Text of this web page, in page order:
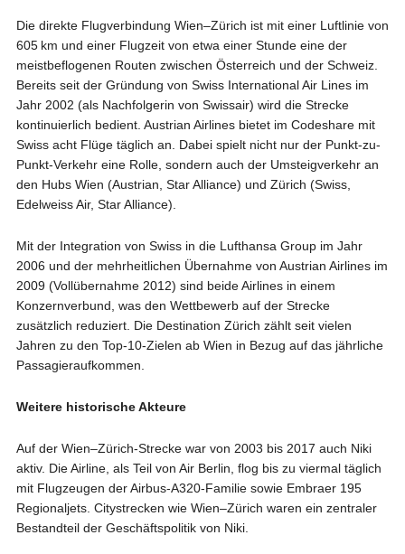
Die direkte Flugverbindung Wien–Zürich ist mit einer Luftlinie von
605 km und einer Flugzeit von etwa einer Stunde eine der
meistbeflogenen Routen zwischen Österreich und der Schweiz.
Bereits seit der Gründung von Swiss International Air Lines im
Jahr 2002 (als Nachfolgerin von Swissair) wird die Strecke
kontinuierlich bedient. Austrian Airlines bietet im Codeshare mit
Swiss acht Flüge täglich an. Dabei spielt nicht nur der Punkt-zu-
Punkt-Verkehr eine Rolle, sondern auch der Umsteigverkehr an
den Hubs Wien (Austrian, Star Alliance) und Zürich (Swiss,
Edelweiss Air, Star Alliance).
Mit der Integration von Swiss in die Lufthansa Group im Jahr
2006 und der mehrheitlichen Übernahme von Austrian Airlines im
2009 (Vollübernahme 2012) sind beide Airlines in einem
Konzernverbund, was den Wettbewerb auf der Strecke
zusätzlich reduziert. Die Destination Zürich zählt seit vielen
Jahren zu den Top-10-Zielen ab Wien in Bezug auf das jährliche
Passagieraufkommen.
Weitere historische Akteure
Auf der Wien–Zürich-Strecke war von 2003 bis 2017 auch Niki
aktiv. Die Airline, als Teil von Air Berlin, flog bis zu viermal täglich
mit Flugzeugen der Airbus-A320-Familie sowie Embraer 195
Regionaljets. Citystrecken wie Wien–Zürich waren ein zentraler
Bestandteil der Geschäftspolitik von Niki.